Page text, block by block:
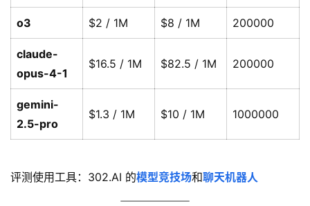
o3 $2 / 1M $8 / 1M 200000
claude-
opus-4-1
$16.5 / 1M $82.5 / 1M 200000
gemini-
2.5-pro
$1.3 / 1M $10 / 1M 1000000
评测使用工具：302.AI 的模型竞技场和聊天机器人